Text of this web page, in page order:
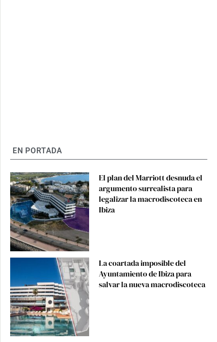
EN PORTADA
El plan del Marriott desnuda el
argumento surrealista para
legalizar la macrodiscoteca en
Ibiza
La coartada imposible del
Ayuntamiento de Ibiza para
salvar la nueva macrodiscoteca